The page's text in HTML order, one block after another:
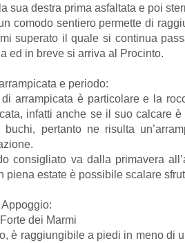
sua destra prima asfaltata e poi
comodo sentiero permette di
superato il quale si continua
ed in breve si arriva al Procinto.
e periodo:
arrampicata è particolare e la
infatti anche se il suo calcare
buchi, pertanto ne risulta
consigliato va dalla primavera
piena estate è possibile scalare
dei Marmi
è raggiungibile a piedi in meno di